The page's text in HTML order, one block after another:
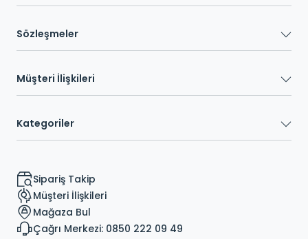
Sözleşmeler
Müşteri İlişkileri
Kategoriler
Sipariş Takip
Müşteri İlişkileri
Mağaza Bul
Çağrı Merkezi: 0850 222 09 49